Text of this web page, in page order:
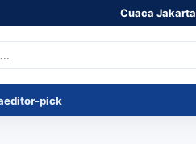
Cuaca Jakarta
Pick
editor-pick